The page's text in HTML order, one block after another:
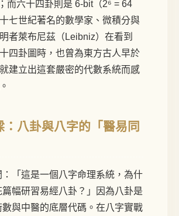
而六十四卦則是 6-bit（2⁶ = 64
七世紀著名的數學家、微積分與
者萊布尼茲（Leibniz）在看到
十四卦圖時，也曾為東方古人早於
建立出這套嚴密的代數系統而感
：八卦與八字的「醫易同
「這是一個八字命理系統，為什
篇幅研習易經八卦？」因為八卦是
與中醫的底層代碼。在八字實戰